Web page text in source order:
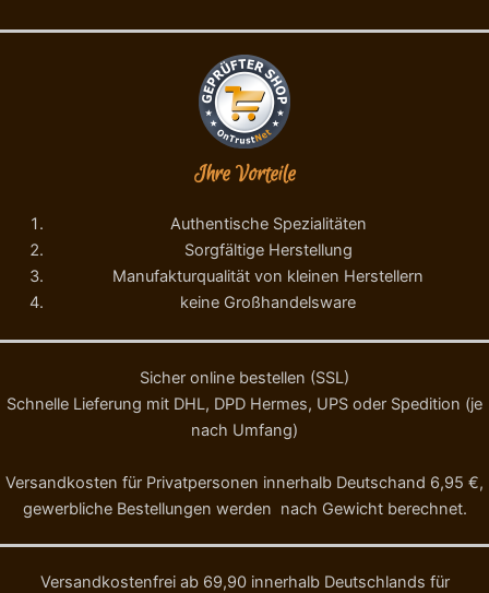
Ihre Vorteile
Authentische Spezialitäten
Sorgfältige Herstellung
Manufakturqualität von kleinen Herstellern
keine Großhandelsware
Sicher online bestellen (SSL)
Schnelle Lieferung mit DHL, DPD Hermes, UPS oder Spedition (je
nach Umfang)
Versandkosten für Privatpersonen innerhalb Deutschand 6,95 €,
gewerbliche Bestellungen werden nach Gewicht berechnet.
Versandkostenfrei ab 69,90 innerhalb Deutschlands für